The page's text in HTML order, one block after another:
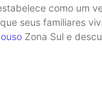
como um
seus familiares
Zona Sul e